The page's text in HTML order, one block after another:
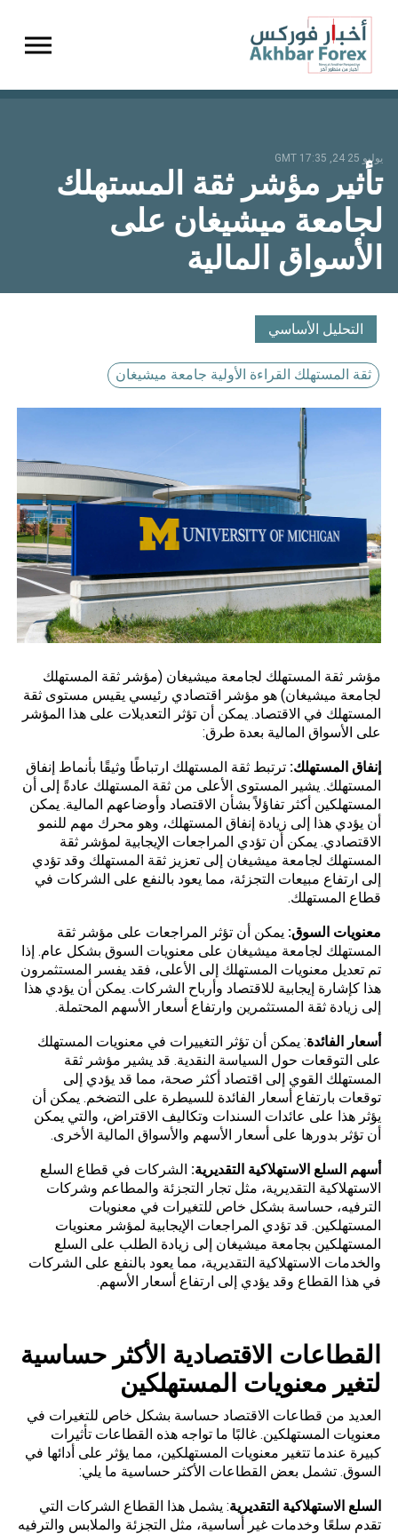
يوليو 25 24, 17:35 GMT
تأثير مؤشر ثقة المستهلك
لجامعة ميشيغان على
الأسواق المالية
التحليل الأساسي
ثقة المستهلك القراءة الأولية جامعة ميشيغان
مؤشرثقة المستهلك لجامعة ميشيغان (مؤشر ثقة المستهلك
لجامعة ميشيغان) هو مؤشر اقتصادي رئيسي يقيس مستوى ثقة
المستهلك في الاقتصاد. يمكن أن تؤثر التعديلات على هذا المؤشر
على الأسواق المالية بعدة طرق:
إنفاق المستهلك: ترتبط ثقة المستهلك ارتباطًا وثيقًا بأنماط إنفاق
المستهلك. يشير المستوى الأعلى من ثقة المستهلك عادةً إلى أن
المستهلكين أكثر تفاؤلاً بشأن الاقتصاد وأوضاعهم المالية. يمكن
أن يؤدي هذا إلى زيادة إنفاق المستهلك، وهو محرك مهم للنمو
الاقتصادي. يمكن أن تؤدي المراجعات الإيجابية لمؤشر ثقة
المستهلك لجامعة ميشيغان إلى تعزيز ثقة المستهلك وقد تؤدي
إلى ارتفاع مبيعات التجزئة، مما يعود بالنفع على الشركات في
قطاع المستهلك.
معنويات السوق: يمكن أن تؤثر المراجعات على مؤشر ثقة
المستهلك لجامعة ميشيغان على معنويات السوق بشكل عام. إذا
تم تعديل معنويات المستهلك إلى الأعلى، فقد يفسر المستثمرون
هذا كإشارة إيجابية للاقتصاد وأرباح الشركات. يمكن أن يؤدي هذا
إلى زيادة ثقة المستثمرين وارتفاع أسعار الأسهم المحتملة.
أسعار الفائدة: يمكن أن تؤثر التغييرات في معنويات المستهلك
على التوقعات حول السياسة النقدية. قد يشير مؤشر ثقة
المستهلك القوي إلى اقتصاد أكثر صحة، مما قد يؤدي إلى
توقعات بارتفاع أسعار الفائدة للسيطرة على التضخم. يمكن أن
يؤثر هذا على عائدات السندات وتكاليف الاقتراض، والتي يمكن
أن تؤثر بدورها على أسعار الأسهم والأسواق المالية الأخرى.
أسهم السلع الاستهلاكية التقديرية: الشركات في قطاع السلع
الاستهلاكية التقديرية، مثل تجار التجزئة والمطاعم وشركات
الترفيه، حساسة بشكل خاص للتغيرات في معنويات
المستهلكين. قد تؤدي المراجعات الإيجابية لمؤشر معنويات
المستهلكين بجامعة ميشيغان إلى زيادة الطلب على السلع
والخدمات الاستهلاكية التقديرية، مما يعود بالنفع على الشركات
في هذا القطاع وقد يؤدي إلى ارتفاع أسعار الأسهم.
القطاعات الاقتصادية الأكثر حساسية
لتغير معنويات المستهلكين
العديد من قطاعات الاقتصاد حساسة بشكل خاص للتغيرات في
معنويات المستهلكين. غالبًا ما تواجه هذه القطاعات تأثيرات
كبيرة عندما تتغير معنويات المستهلكين، مما يؤثر على أدائها في
السوق. تشمل بعض القطاعات الأكثر حساسية ما يلي:
السلع الاستهلاكية التقديرية: يشمل هذا القطاع الشركات التي
تقدم سلعًا وخدمات غير أساسية، مثل التجزئة والملابس والترفيه